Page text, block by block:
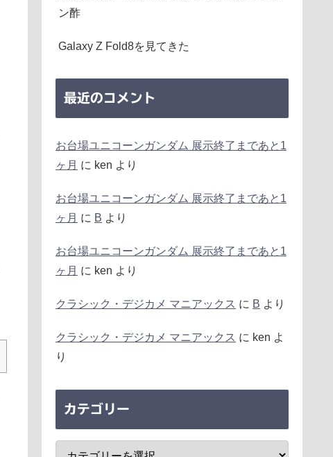
ン酢
Galaxy Z Fold8を見てきた
最近のコメント
お台場ユニコーンガンダム 展示終了まであと1
ヶ月 に ken より
お台場ユニコーンガンダム 展示終了まであと1
ヶ月 に B より
お台場ユニコーンガンダム 展示終了まであと1
ヶ月 に ken より
クラシック・デジカメ マニアックス に B より
クラシック・デジカメ マニアックス に ken よ
り
カテゴリー